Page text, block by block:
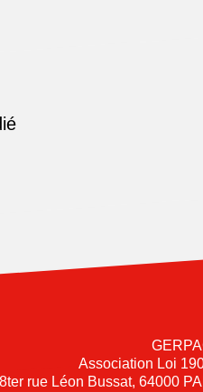
Association Loi
rue Léon Bussat, 64000